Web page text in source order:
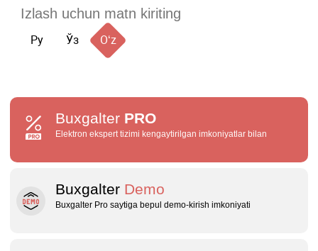
Ру Ўз Oʻz
Buxgalter PRO
Elektron ekspert tizimi kengaytirilgan imkoniyatlar bilan
Buxgalter Demo
Buxgalter Pro saytiga bepul demo‑kirish imkoniyati